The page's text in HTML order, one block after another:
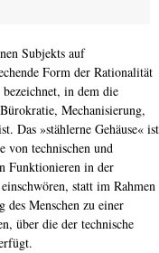
Subjekts auf
Form der Rationalität
in dem die
Mechanisierung,
Das »stählerne Gehäuse« ist
von technischen und
Funktionieren in der
statt im Rahmen
Menschen zu einer
über die der technische